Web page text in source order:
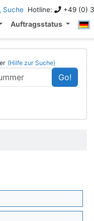
Suche Hotline: +49 (0)
Auftragsstatus
(Hilfe zur Suche)
Go!